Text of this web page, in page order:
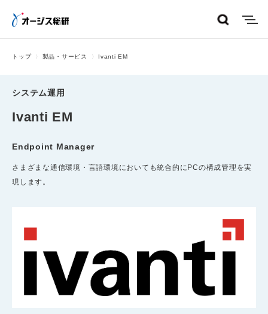
トップ 製品・サービス Ivanti EM
システム運用
Ivanti EM
Endpoint Manager
さまざまな通信環境・言語環境においても統合的にPCの構成管理を実
現します。